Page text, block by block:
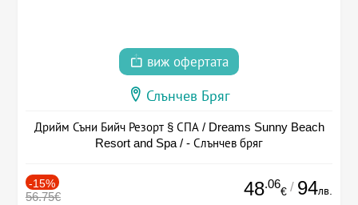
виж офертата
Слънчев Бряг
Дрийм Съни Бийч Резорт § СПА / Dreams Sunny Beach
Resort and Spa / - Слънчев бряг
-15%
56.75€ 48.06
€ / 94лв.